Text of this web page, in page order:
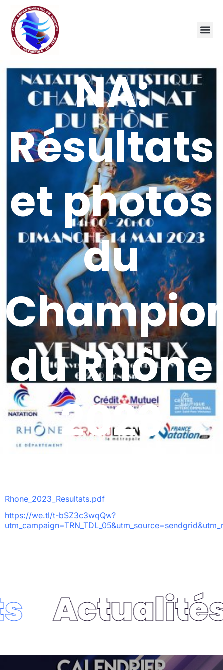
NA:
Résultats
et photos
du
du Rhône
2023
Rhone_2023_Resultats.pdf
https://we.tl/t-bSZ3c3wqQw?
Actualités